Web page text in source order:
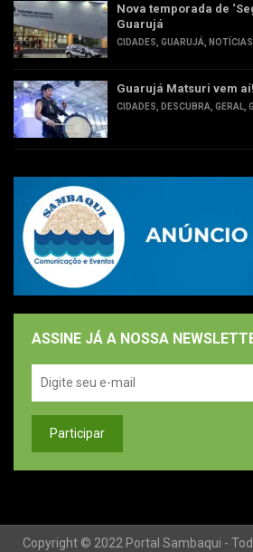
Nova temporada de
Guarujá
CIDADES GUARUJÁ NOTÍCIAS
Guarujá Matsuri vem aí!
CIDADES DESCUBRA GERAL
ASSINE JÁ A NOSSA
Copyright © 2022 Portal Sambaqui -